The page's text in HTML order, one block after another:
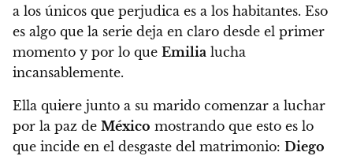
a los únicos que perjudica es a los habitantes. Eso
es algo que la serie deja en claro desde el primer
momento y por lo que Emilia lucha
incansablemente.
Ella quiere junto a su marido comenzar a luchar
por la paz de México mostrando que esto es lo
que incide en el desgaste del matrimonio: Diego